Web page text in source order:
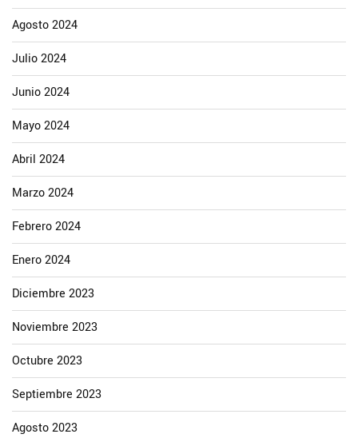
Agosto 2024
Julio 2024
Junio 2024
Mayo 2024
Abril 2024
Marzo 2024
Febrero 2024
Enero 2024
Diciembre 2023
Noviembre 2023
Octubre 2023
Septiembre 2023
Agosto 2023